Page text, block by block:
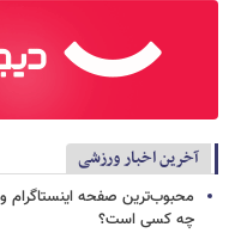
آخرین اخبار ورزشی
محبوب‌ترین صفحه اینستاگرام
چه کسی است؟